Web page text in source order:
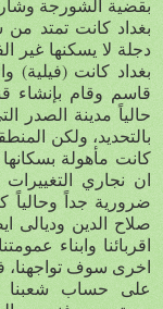
بقضية الشورجة
بغداد كانت تمتد
دجلة لا يسكنها غير
بغداد كانت (فيلية)
قاسم وقام بإنشاء
بالتحديد، ولكن
كانت مأهولة
ان نجاري التغييرات
ضرورية جداً وحالياً
صلاح الدين وديالى
اقربائنا وابناء
اخرى سوف تواجهنا،
على حساب شعبنا